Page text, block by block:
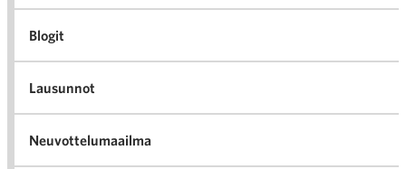
Blogit
Lausunnot
Neuvottelumaailma